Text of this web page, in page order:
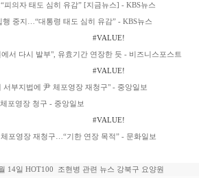
의자 태도 심히 유감” [지금뉴스] - KBS뉴스
중지…“대통령 태도 심히 유감” - KBS뉴스
#VALUE!
서 다시 발부", 유효기간 연장한 듯 - 비즈니스포스트
#VALUE!
부지법에 尹 체포영장 재청구" - 중앙일보
포영장 청구 - 중앙일보
#VALUE!
포영장 재청구…“기한 연장 목적” - 문화일보
14일 HOT100 조현병 관련 뉴스 강북구 요양원